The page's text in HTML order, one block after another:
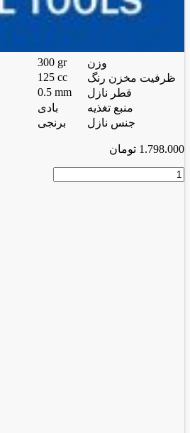
وزن
300 gr
ظرفیت مخزن رنگ
125 cc
قطر نازل
0.5 mm
منبع تغذیه
بادی
جنس نازل
برنجی
1.798.000 تومان
پیستوله